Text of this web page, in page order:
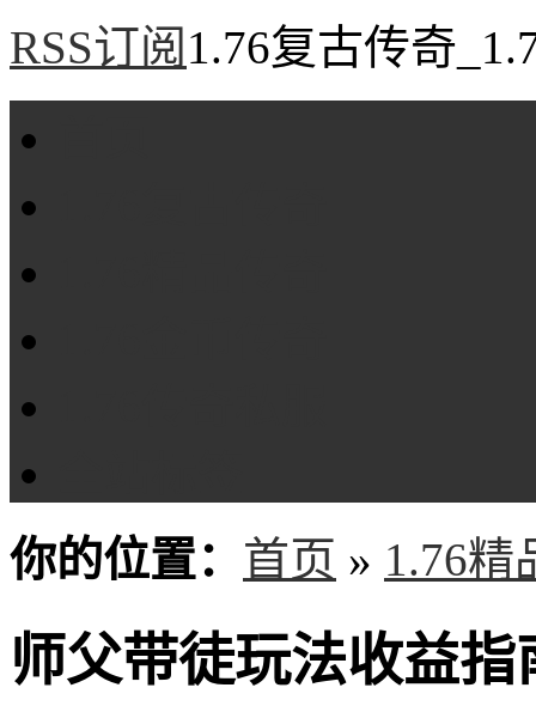
RSS订阅 1.76复古传奇
你的位置： 首页 » 1.76精
师父带徒玩法收益指